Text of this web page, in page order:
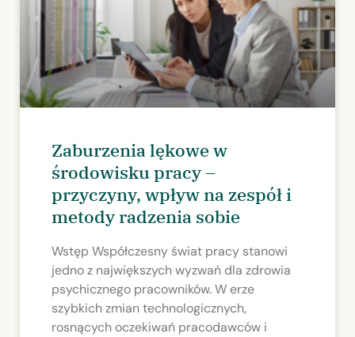
Zaburzenia lękowe w
środowisku pracy –
przyczyny, wpływ na zespół i
metody radzenia sobie
Wstęp Współczesny świat pracy stanowi
jedno z największych wyzwań dla zdrowia
psychicznego pracowników. W erze
szybkich zmian technologicznych,
rosnących oczekiwań pracodawców i